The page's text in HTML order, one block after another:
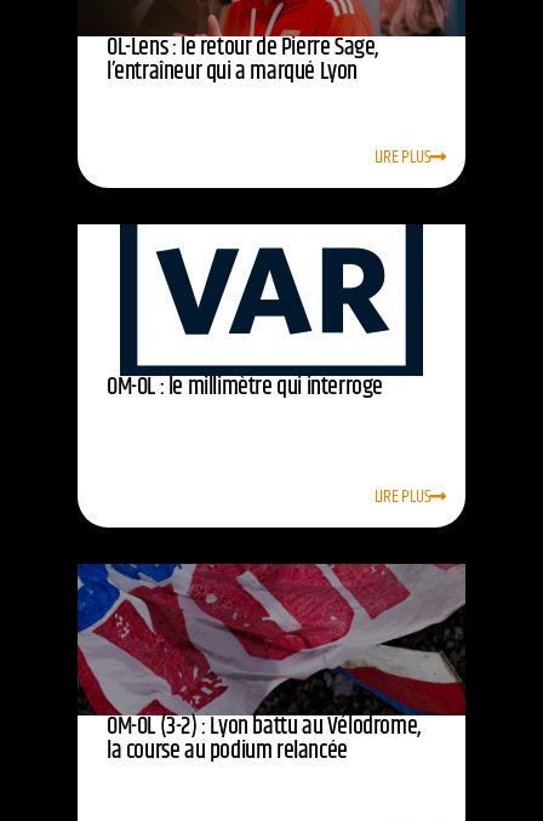
OL-Lens : le retour de Pierre Sage,
l’entraîneur qui a marqué Lyon
LIRE PLUS
OM-OL : le millimètre qui interroge
LIRE PLUS
OM-OL (3-2) : Lyon battu au Vélodrome,
la course au podium relancée